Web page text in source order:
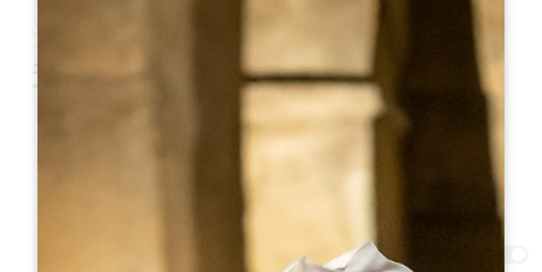
这个冬天去哪儿吃饭？
我们开放的餐厅
Afficher la carte